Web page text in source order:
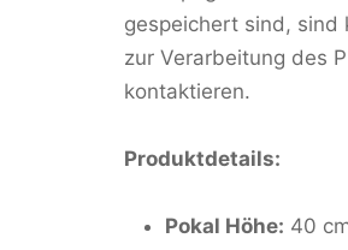
gespeichert sind, sind
zur Verarbeitung des
kontaktieren.
Produktdetails:
Pokal Höhe: 40